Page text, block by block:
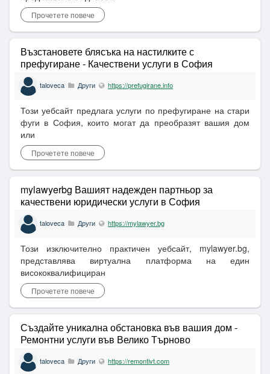
Прочетете повече
Възстановете блясъка на настилките с
префугиране - Качествени услуги в София
taloveca Други https://prefugirane.info
Този уебсайт предлага услуги по префугиране на стари
фуги в София, които могат да преобразят вашия дом
или
Прочетете повече
mylawyerbg Вашият надежден партньор за
качествени юридически услуги в София
taloveca Други https://mylawyer.bg
Този изключително практичен уебсайт, mylawyer.bg,
представлява виртуална платформа на един
висококвалифициран
Прочетете повече
Създайте уникална обстановка във вашия дом -
Ремонтни услуги във Велико Търново
taloveca Други https://remontivt.com